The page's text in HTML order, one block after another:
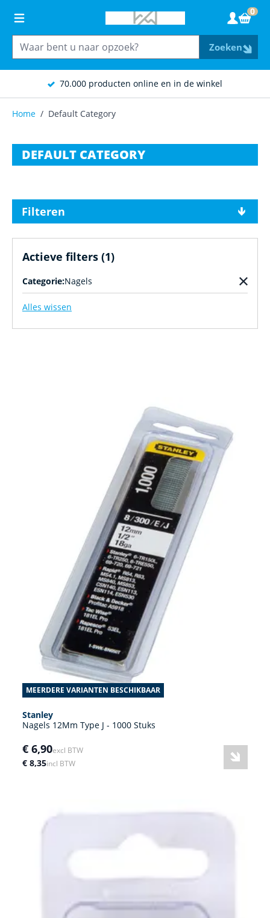
70.000 producten online en in de winkel
Zoeken
0
Home / Default Category
DEFAULT CATEGORY
Filteren
Actieve filters (1)
Categorie:Nagels
Alles wissen
MEERDERE VARIANTEN BESCHIKBAAR
Stanley
Nagels 12Mm Type J - 1000 Stuks
€ 6,90excl BTW
€ 8,35incl BTW